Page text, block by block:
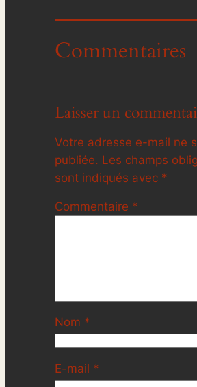
Commentaires
Laisser un
Votre adresse e-mail ne
publiée. Les champs
sont indiqués avec *
Commentaire *
Nom *
E-mail *